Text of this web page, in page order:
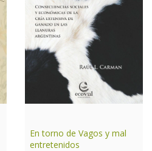
En torno de Vagos y mal
entretenidos